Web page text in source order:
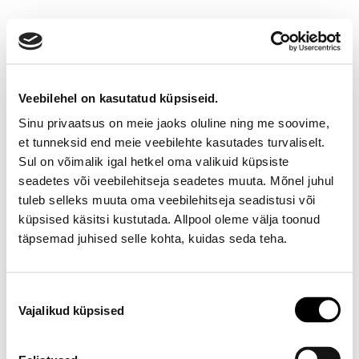
Veebilehel on kasutatud küpsiseid.
Sinu privaatsus on meie jaoks oluline ning me soovime,
et tunneksid end meie veebilehte kasutades turvaliselt.
Sul on võimalik igal hetkel oma valikuid küpsiste
seadetes või veebilehitseja seadetes muuta. Mõnel juhul
tuleb selleks muuta oma veebilehitseja seadistusi või
küpsised käsitsi kustutada. Allpool oleme välja toonud
täpsemad juhised selle kohta, kuidas seda teha.
valik
Vajalikud küpsised
Ootamatu viga!
Proovi varsti uuesti
Telefon E-R 9-17 6673334